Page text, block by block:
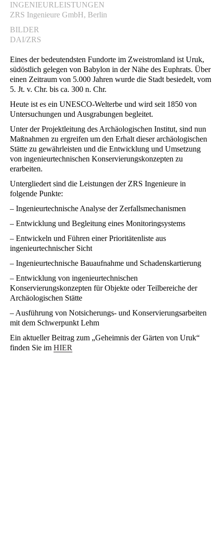
INGENIEURLEISTUNGEN
ZRS Ingenieure GmbH, Berlin
BILDER
DAI/ZRS
Eines der bedeutendsten Fundorte im Zweistromland ist Uruk,
südöstlich gelegen von Babylon in der Nähe des Euphrats. Über
einen Zeitraum von 5.000 Jahren wurde die Stadt besiedelt, vom
5. Jt. v. Chr. bis ca. 300 n. Chr.
Heute ist es ein UNESCO-Welterbe und wird seit 1850 von
Untersuchungen und Ausgrabungen begleitet.
Unter der Projektleitung des Archäologischen Institut, sind nun
Maßnahmen zu ergreifen um den Erhalt dieser archäologischen
Stätte zu gewährleisten und die Entwicklung und Umsetzung
von ingenieurtechnischen Konservierungskonzepten zu
erarbeiten.
Untergliedert sind die Leistungen der ZRS Ingenieure in
folgende Punkte:
– Ingenieurtechnische Analyse der Zerfallsmechanismen
– Entwicklung und Begleitung eines Monitoringsystems
– Entwickeln und Führen einer Prioritätenliste aus
ingenieurtechnischer Sicht
– Ingenieurtechnische Bauaufnahme und Schadenskartierung
– Entwicklung von ingenieurtechnischen
Konservierungskonzepten für Objekte oder Teilbereiche der
Archäologischen Stätte
– Ausführung von Notsicherungs- und Konservierungsarbeiten
mit dem Schwerpunkt Lehm
Ein aktueller Beitrag zum „Geheimnis der Gärten von Uruk“
finden Sie im HIER